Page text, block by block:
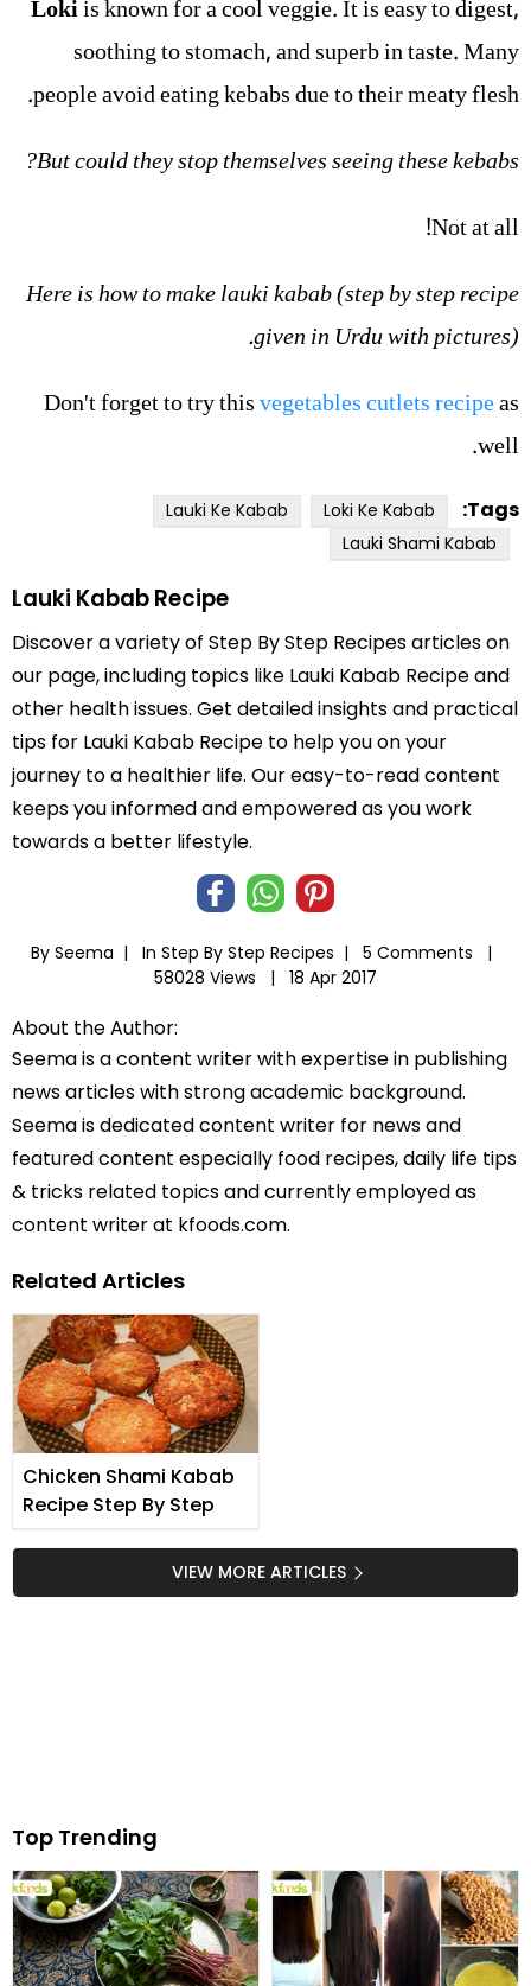
Lokiis known for a cool veggie. It is easy to digest,
soothing to stomach, and superb in taste. Many
people avoid eating kebabs due to their meaty flesh.
But could they stop themselves seeing these kebabs?
Not at all!
Here is how to make lauki kabab (step by step recipe
given in Urdu with pictures).
Don't forget to try thisvegetables cutlets recipeas
well.
Tags:
Loki Ke Kabab
Lauki Ke Kabab
Lauki Shami Kabab
Lauki Kabab Recipe
Discover a variety of Step By Step Recipes articles on
our page, including topics like Lauki Kabab Recipe and
other health issues. Get detailed insights and practical
tips for Lauki Kabab Recipe to help you on your
journey to a healthier life. Our easy-to-read content
keeps you informed and empowered as you work
towards a better lifestyle.
By Seema | In Step By Step Recipes |
5 Comments |
58028 Views |
18 Apr 2017
About the Author:
Seema is a content writer with expertise in publishing
news articles with strong academic background.
Seema is dedicated content writer for news and
featured content especially food recipes, daily life tips
& tricks related topics and currently employed as
content writer at kfoods.com.
Related Articles
Chicken Shami Kabab
Recipe Step By Step
VIEW MORE ARTICLES
Top Trending